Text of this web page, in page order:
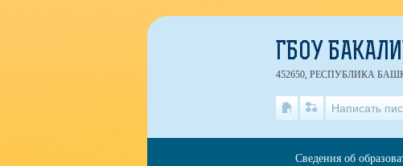
ГБОУ
452650, РЕСПУБЛИКА
Написать
Сведения об